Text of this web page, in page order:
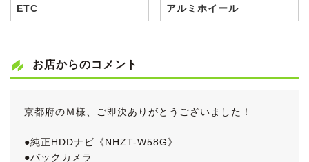
ETC アルミホイール
お店からのコメント
京都府のＭ様、ご即決ありがとうございました！
●純正HDDナビ《NHZT-W58G》
●バックカメラ